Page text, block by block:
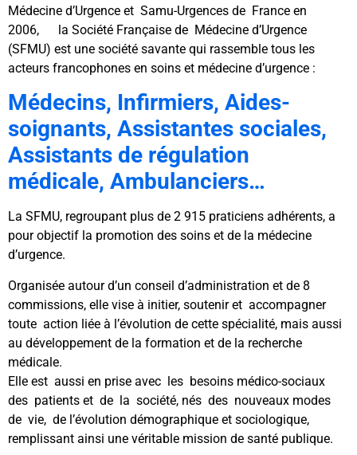
Médecine d’Urgence et Samu-Urgences de France en
2006, la Société Française de Médecine d’Urgence
(SFMU) est une société savante qui rassemble tous les
acteurs francophones en soins et médecine d’urgence :
Médecins, Infirmiers, Aides-
soignants, Assistantes sociales,
Assistants de régulation
médicale, Ambulanciers…
La SFMU, regroupant plus de 2 915 praticiens adhérents, a
pour objectif la promotion des soins et de la médecine
d’urgence.
Organisée autour d’un conseil d’administration et de 8
commissions, elle vise à initier, soutenir et accompagner
toute action liée à l’évolution de cette spécialité, mais aussi
au développement de la formation et de la recherche
médicale.
Elle est aussi en prise avec les besoins médico-sociaux
des patients et de la société, nés des nouveaux modes
de vie, de l’évolution démographique et sociologique,
remplissant ainsi une véritable mission de santé publique.